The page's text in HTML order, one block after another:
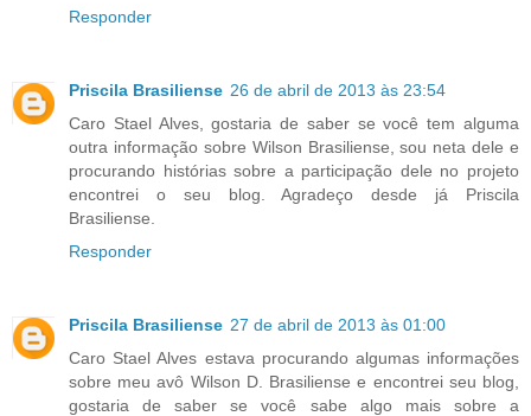
Responder
Priscila Brasiliense 26 de abril de 2013 às 23:54
Caro Stael Alves, gostaria de saber se você tem alguma
outra informação sobre Wilson Brasiliense, sou neta dele e
procurando histórias sobre a participação dele no projeto
encontrei o seu blog. Agradeço desde já Priscila
Brasiliense.
Responder
Priscila Brasiliense 27 de abril de 2013 às 01:00
Caro Stael Alves estava procurando algumas informações
sobre meu avô Wilson D. Brasiliense e encontrei seu blog,
gostaria de saber se você sabe algo mais sobre a